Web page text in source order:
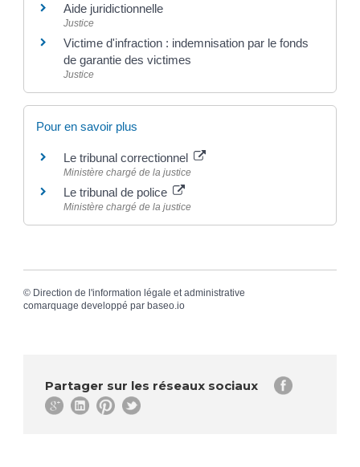
Aide juridictionnelle
Justice
Victime d'infraction : indemnisation par le fonds
de garantie des victimes
Justice
Pour en savoir plus
Le tribunal correctionnel
Ministère chargé de la justice
Le tribunal de police
Ministère chargé de la justice
© Direction de l'information légale et administrative
comarquage developpé par baseo.io
Partager sur les réseaux sociaux